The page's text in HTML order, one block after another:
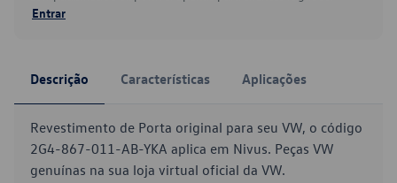
Entrar
Descrição Características Aplicações
Revestimento de Porta original para seu VW, o código
2G4-867-011-AB-YKA aplica em Nivus. Peças VW
genuínas na sua loja virtual oficial da VW.